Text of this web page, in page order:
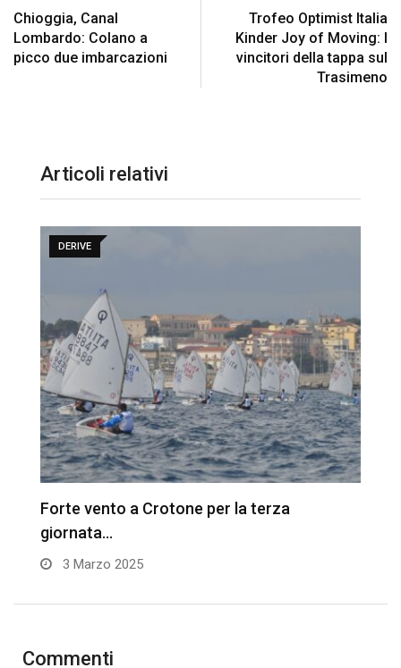
Chioggia, Canal
Lombardo: Colano a
picco due imbarcazioni
Trofeo Optimist Italia
Kinder Joy of Moving: I
vincitori della tappa sul
Trasimeno
Articoli relativi
DERIVE
Forte vento a Crotone per la terza
giornata…
3 Marzo 2025
Commenti